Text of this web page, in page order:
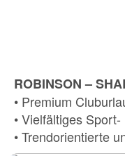
ROBINSON –
• Premium
• Vielfältiges
• Trendorientierte